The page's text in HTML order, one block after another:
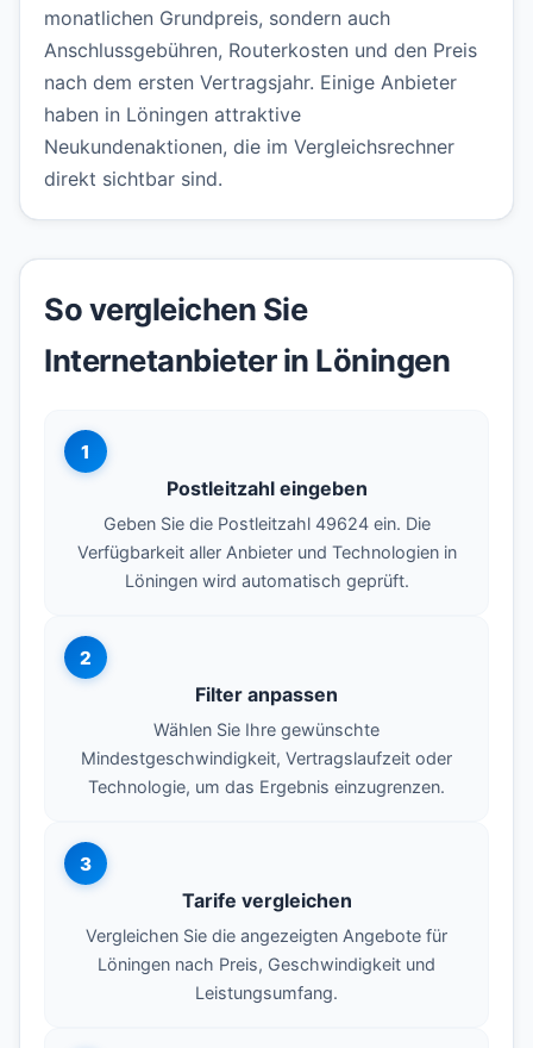
monatlichen Grundpreis, sondern auch
Anschlussgebühren, Routerkosten und den Preis
nach dem ersten Vertragsjahr. Einige Anbieter
haben in Löningen attraktive
Neukundenaktionen, die im Vergleichsrechner
direkt sichtbar sind.
So vergleichen Sie
Internetanbieter in Löningen
1
Postleitzahl eingeben
Geben Sie die Postleitzahl 49624 ein. Die
Verfügbarkeit aller Anbieter und Technologien in
Löningen wird automatisch geprüft.
2
Filter anpassen
Wählen Sie Ihre gewünschte
Mindestgeschwindigkeit, Vertragslaufzeit oder
Technologie, um das Ergebnis einzugrenzen.
3
Tarife vergleichen
Vergleichen Sie die angezeigten Angebote für
Löningen nach Preis, Geschwindigkeit und
Leistungsumfang.